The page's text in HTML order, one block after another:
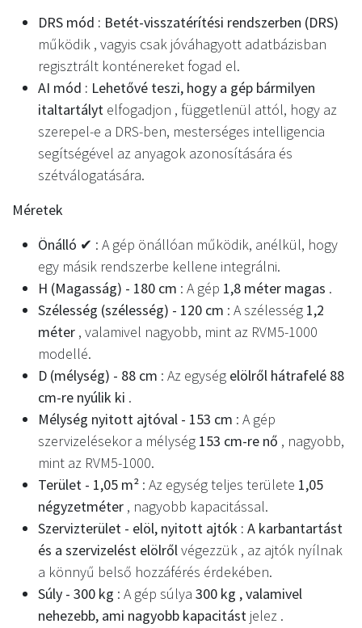
DRS mód : Betét-visszatérítési rendszerben (DRS)
működik , vagyis csak jóváhagyott adatbázisban
regisztrált konténereket fogad el.
AI mód : Lehetővé teszi, hogy a gép bármilyen
italtartályt elfogadjon , függetlenül attól, hogy az
szerepel-e a DRS-ben, mesterséges intelligencia
segítségével az anyagok azonosítására és
szétválogatására.
Méretek
Önálló ✔ : A gép önállóan működik, anélkül, hogy
egy másik rendszerbe kellene integrálni.
H (Magasság) - 180 cm : A gép 1,8 méter magas .
Szélesség (szélesség) - 120 cm : A szélesség 1,2
méter , valamivel nagyobb, mint az RVM5-1000
modellé.
D (mélység) - 88 cm : Az egység elölről hátrafelé 88
cm-re nyúlik ki .
Mélység nyitott ajtóval - 153 cm : A gép
szervizelésekor a mélység 153 cm-re nő , nagyobb,
mint az RVM5-1000.
Terület - 1,05 m² : Az egység teljes területe 1,05
négyzetméter , nagyobb kapacitással.
Szervizterület - elöl, nyitott ajtók : A karbantartást
és a szervizelést elölrőlvégezzük , az ajtók nyílnak
a könnyű belső hozzáférés érdekében.
Súly - 300 kg : A gép súlya 300 kg , valamivel
nehezebb, ami nagyobb kapacitást jelez .